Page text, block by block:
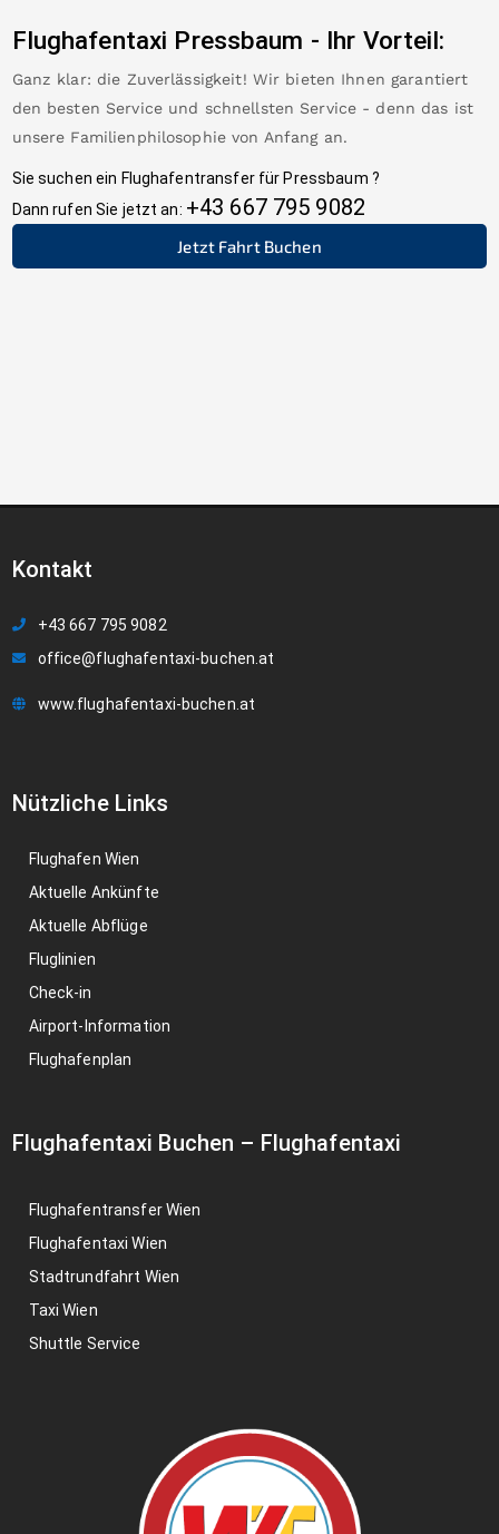
Flughafentaxi Pressbaum - Ihr Vorteil:
Ganz klar: die Zuverlässigkeit! Wir bieten Ihnen garantiert
den besten Service und schnellsten Service - denn das ist
unsere Familienphilosophie von Anfang an.
Sie suchen ein Flughafentransfer für Pressbaum ?
Dann rufen Sie jetzt an: +43 667 795 9082
Jetzt Fahrt Buchen
Kontakt
+43 667 795 9082
office@flughafentaxi-buchen.at
www.flughafentaxi-buchen.at
Nützliche Links
Flughafen Wien
Aktuelle Ankünfte
Aktuelle Abflüge
Fluglinien
Check-in
Airport-Information
Flughafenplan
Flughafentaxi Buchen – Flughafentaxi
Flughafentransfer Wien
Flughafentaxi Wien
Stadtrundfahrt Wien
Taxi Wien
Shuttle Service